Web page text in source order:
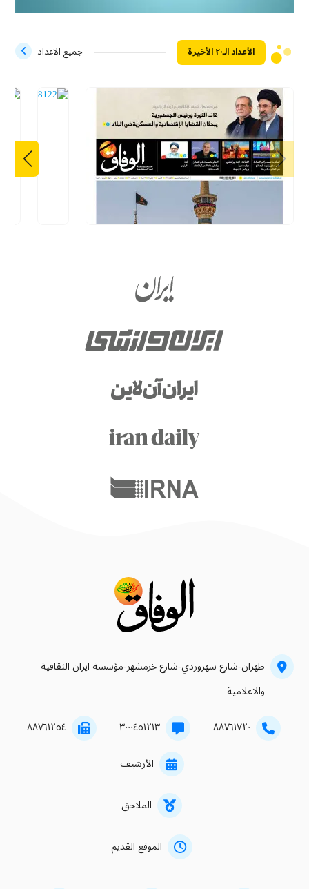
الأعداد الـ۲۰ الأخيرة جميع الاعداد
طهران-شارع سهروردي-شارع خرمشهر-مؤسسة ايران الثقافية
والاعلامية
۸۸۷٦۱۷۲۰ ۳۰۰۰٤٥۱۲۱۳ ۸۸۷٦۱۲٥٤
الأرشيف
الملاحق
الموقع القديم